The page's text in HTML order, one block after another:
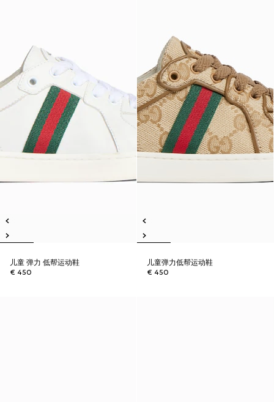
儿童 弹力 低帮运动鞋
€ 450
儿童弹力低帮运动鞋
€ 450